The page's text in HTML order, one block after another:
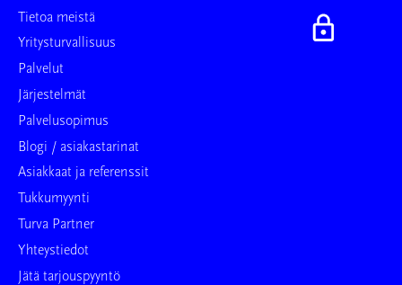
Tietoa meistä
Yritysturvallisuus
Palvelut
Järjestelmät
Palvelusopimus
Blogi / asiakastarinat
Asiakkaat ja referenssit
Tukkumyynti
Turva Partner
Yhteystiedot
Jätä tarjouspyyntö